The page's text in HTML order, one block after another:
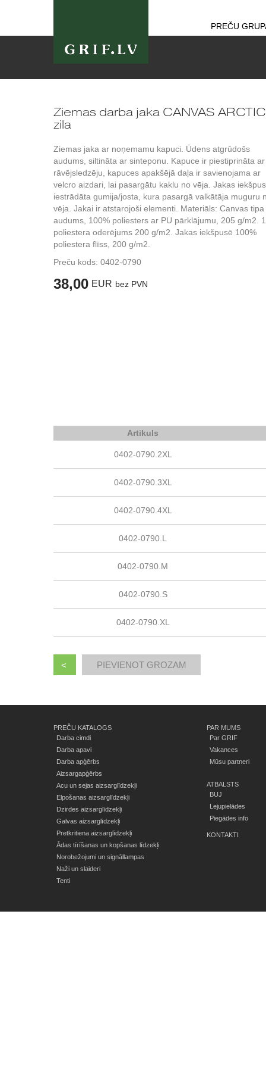
PREČU
Ziemas darba jaka CANVAS
zila
Ziemas jaka ar noņemamu kapuci. Ūdens atgrūdošs
audums, siltināta ar sinteponu. Kapuce ir piestiprināta ar
rāvējsledzēju, kapuces apakšējā daļa ir savienojama ar
velcro aizdari, lai pasargātu kaklu no vēja. Jakas
iestrādāta gumija/josta, kura pasargā valkātāja muguru
vēja. Jakai ir atstarojoši elementi. Materiāls: Canvas tipa
audums, 100% poliesters ar PU pārklājumu, 205 g/m2.
poliestera oderējums 200 g/m2. Jakas iekšpusē 100%
poliestera flīss, 200 g/m2.
Preču kods: 0402-0790
38,00 EUR bez PVN
Artikuls
0402-0790.2XL
0402-0790.3XL
0402-0790.4XL
0402-0790.L
0402-0790.M
0402-0790.S
0402-0790.XL
<
PREČU KATALOGS
Darba cimdi
Darba apavi
Darba apģērbs
Aizsargapģērbs
Acu un sejas aizsarglīdzekļi
Elpošanas aizsarglīdzekļi
Dzirdes aizsarglīdzekļi
Galvas aizsarglīdzekļi
Pretkritiena aizsarglīdzekļi
Ādas tīrīšanas un kopšanas līdzekļi
Norobežojumi un signāllampas
Naži un slaideri
Tenti
PAR MUMS
Par GRIF
Vakances
Mūsu partneri
ATBALSTS
BUJ
Lejupielādes
Piegādes info
KONTAKTI